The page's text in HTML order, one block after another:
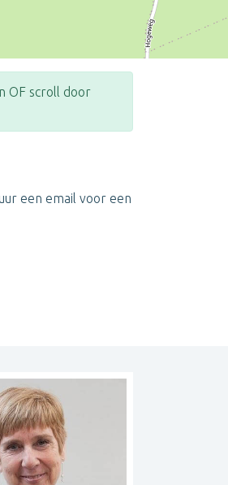
OF scroll door
een email voor een